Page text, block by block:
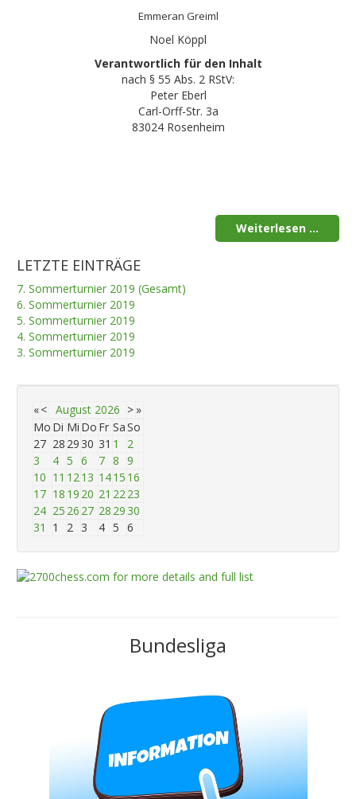
Emmeran Greiml
Noel Köppl
Verantwortlich für den Inhalt
nach § 55 Abs. 2 RStV:
Peter Eberl
Carl-Orff-Str. 3a
83024 Rosenheim
Weiterlesen ...
LETZTE EINTRÄGE
7. Sommerturnier 2019 (Gesamt)
6. Sommerturnier 2019
5. Sommerturnier 2019
4. Sommerturnier 2019
3. Sommerturnier 2019
«< August 2026 > »
Mo Di Mi Do Fr SaSo
27 28 29 30 31 1
2
3
4 5 6 7 8 9
10 11 1213 1415 16
17 18 19 20 21 2223
24 25 26 27 28 29 30
31
1 2 3 4 5 6
Bundesliga